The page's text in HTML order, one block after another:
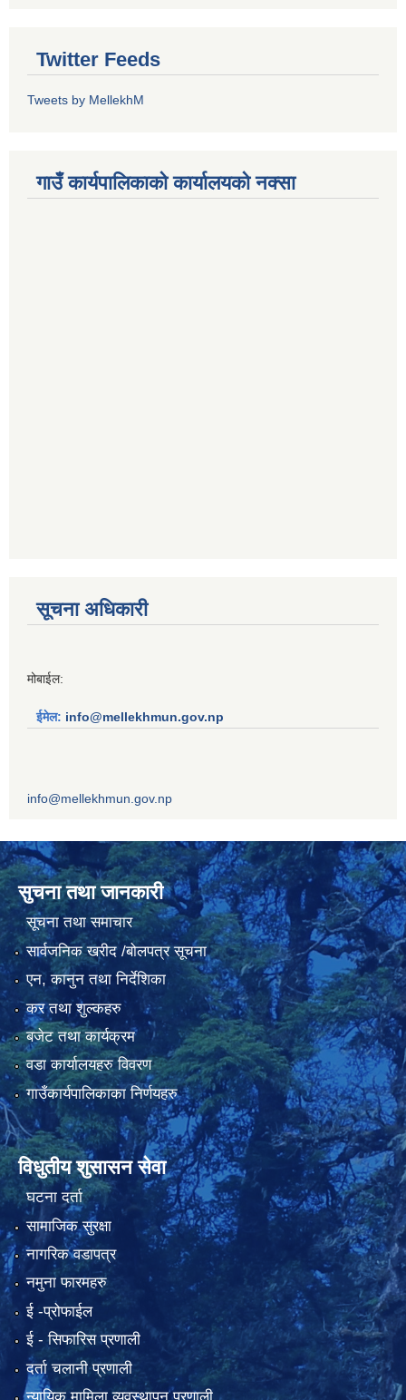
Twitter Feeds
Tweets by MellekhM
गाउँ कार्यपालिकाको कार्यालयको नक्सा
सूचना अधिकारी
मोबाईल:
ईमेल: info@mellekhmun.gov.np
info@mellekhmun.gov.np
सुचना तथा जानकारी
सूचना तथा समाचार
सार्वजनिक खरीद /बोलपत्र सूचना
एन, कानुन तथा निर्देशिका
कर तथा शुल्कहरु
बजेट तथा कार्यक्रम
वडा कार्यालयहरु विवरण
गाउँकार्यपालिकाका निर्णयहरु
विधुतीय शुसासन सेवा
घटना दर्ता
सामाजिक सुरक्षा
नागरिक वडापत्र
नमुना फारमहरु
ई -प्रोफाईल
ई‍ - सिफारिस प्रणाली
दर्ता चलानी प्रणाली